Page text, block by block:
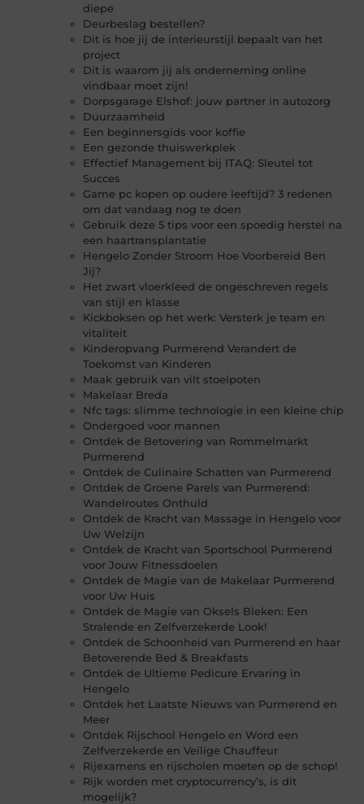
diepe
Deurbeslag bestellen?
Dit is hoe jij de interieurstijl bepaalt van het
project
Dit is waarom jij als onderneming online
vindbaar moet zijn!
Dorpsgarage Elshof: jouw partner in autozorg
Duurzaamheid
Een beginnersgids voor koffie
Een gezonde thuiswerkplek
Effectief Management bij ITAQ: Sleutel tot
Succes
Game pc kopen op oudere leeftijd? 3 redenen
om dat vandaag nog te doen
Gebruik deze 5 tips voor een spoedig herstel na
een haartransplantatie
Hengelo Zonder Stroom Hoe Voorbereid Ben
Jij?
Het zwart vloerkleed de ongeschreven regels
van stijl en klasse
Kickboksen op het werk: Versterk je team en
vitaliteit
Kinderopvang Purmerend Verandert de
Toekomst van Kinderen
Maak gebruik van vilt stoelpoten
Makelaar Breda
Nfc tags: slimme technologie in een kleine chip
Ondergoed voor mannen
Ontdek de Betovering van Rommelmarkt
Purmerend
Ontdek de Culinaire Schatten van Purmerend
Ontdek de Groene Parels van Purmerend:
Wandelroutes Onthuld
Ontdek de Kracht van Massage in Hengelo voor
Uw Welzijn
Ontdek de Kracht van Sportschool Purmerend
voor Jouw Fitnessdoelen
Ontdek de Magie van de Makelaar Purmerend
voor Uw Huis
Ontdek de Magie van Oksels Bleken: Een
Stralende en Zelfverzekerde Look!
Ontdek de Schoonheid van Purmerend en haar
Betoverende Bed & Breakfasts
Ontdek de Ultieme Pedicure Ervaring in
Hengelo
Ontdek het Laatste Nieuws van Purmerend en
Meer
Ontdek Rijschool Hengelo en Word een
Zelfverzekerde en Veilige Chauffeur
Rijexamens en rijscholen moeten op de schop!
Rijk worden met cryptocurrency’s, is dit
mogelijk?